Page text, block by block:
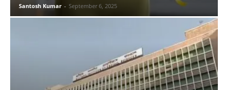
Santosh Kumar - September 6, 2025